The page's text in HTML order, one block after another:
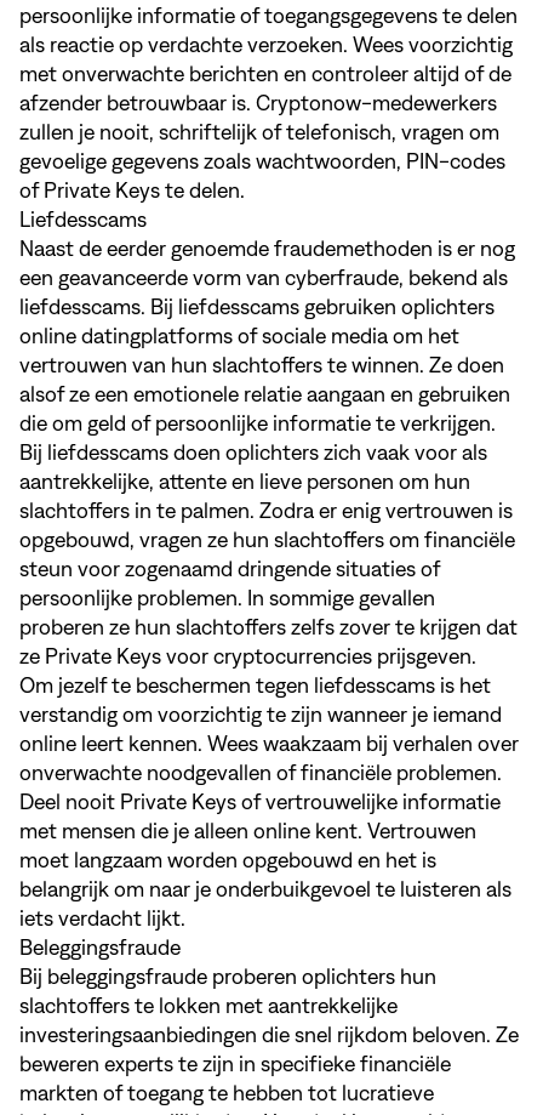
persoonlijke informatie of toegangsgegevens te delen
als reactie op verdachte verzoeken. Wees voorzichtig
met onverwachte berichten en controleer altijd of de
afzender betrouwbaar is. Cryptonow-medewerkers
zullen je nooit, schriftelijk of telefonisch, vragen om
gevoelige gegevens zoals wachtwoorden, PIN-codes
of Private Keys te delen.
Liefdesscams
Naast de eerder genoemde fraudemethoden is er nog
een geavanceerde vorm van cyberfraude, bekend als
liefdesscams. Bij liefdesscams gebruiken oplichters
online datingplatforms of sociale media om het
vertrouwen van hun slachtoffers te winnen. Ze doen
alsof ze een emotionele relatie aangaan en gebruiken
die om geld of persoonlijke informatie te verkrijgen.
Bij liefdesscams doen oplichters zich vaak voor als
aantrekkelijke, attente en lieve personen om hun
slachtoffers in te palmen. Zodra er enig vertrouwen is
opgebouwd, vragen ze hun slachtoffers om financiële
steun voor zogenaamd dringende situaties of
persoonlijke problemen. In sommige gevallen
proberen ze hun slachtoffers zelfs zover te krijgen dat
ze Private Keys voor cryptocurrencies prijsgeven.
Om jezelf te beschermen tegen liefdesscams is het
verstandig om voorzichtig te zijn wanneer je iemand
online leert kennen. Wees waakzaam bij verhalen over
onverwachte noodgevallen of financiële problemen.
Deel nooit Private Keys of vertrouwelijke informatie
met mensen die je alleen online kent. Vertrouwen
moet langzaam worden opgebouwd en het is
belangrijk om naar je onderbuikgevoel te luisteren als
iets verdacht lijkt.
Beleggingsfraude
Bij beleggingsfraude proberen oplichters hun
slachtoffers te lokken met aantrekkelijke
investeringsaanbiedingen die snel rijkdom beloven. Ze
beweren experts te zijn in specifieke financiële
markten of toegang te hebben tot lucratieve